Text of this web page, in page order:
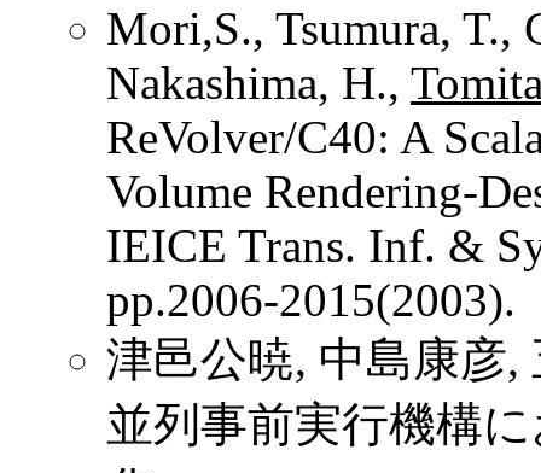
Mori,S., Tsumura, T.,
Nakashima, H.,
ReVolver/C40: A
Volume Rendering-
IEICE Trans. Inf. &
pp.2006-2015(2003).
津邑公暁, 中島康彦
並列事前実行機構